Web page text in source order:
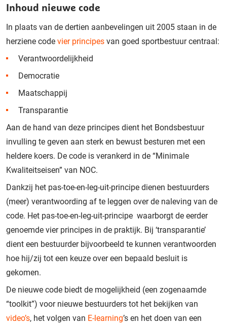
Inhoud nieuwe code
In plaats van de dertien aanbevelingen uit 2005 staan in de
herziene code vier principes van goed sportbestuur centraal:
Verantwoordelijkheid
Democratie
Maatschappij
Transparantie
Aan de hand van deze principes dient het Bondsbestuur
invulling te geven aan sterk en bewust besturen met een
heldere koers. De code is verankerd in de “Minimale
Kwaliteitseisen” van NOC.
Dankzij het pas-toe-en-leg-uit-principe dienen bestuurders
(meer) verantwoording af te leggen over de naleving van de
code. Het pas-toe-en-leg-uit-principe waarborgt de eerder
genoemde vier principes in de praktijk. Bij ‘transparantie’
dient een bestuurder bijvoorbeeld te kunnen verantwoorden
hoe hij/zij tot een keuze over een bepaald besluit is
gekomen.
De nieuwe code biedt de mogelijkheid (een zogenaamde
“toolkit”) voor nieuwe bestuurders tot het bekijken van
video’s, het volgen van E-learning’s en het doen van een